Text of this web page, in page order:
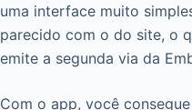
uma interface muito
parecido com o do site, o
emite a segunda via da
Com o app, você